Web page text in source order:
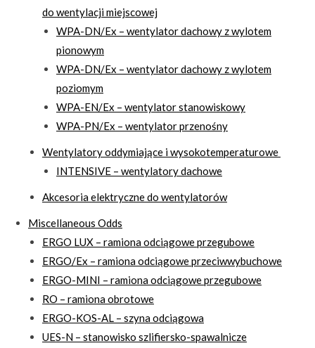
do wentylacji miejscowej
WPA-DN/Ex – wentylator dachowy z wylotem
pionowym
WPA-DN/Ex – wentylator dachowy z wylotem
poziomym
WPA-EN/Ex – wentylator stanowiskowy
WPA-PN/Ex – wentylator przenośny
Wentylatory oddymiające i wysokotemperaturowe
INTENSIVE – wentylatory dachowe
Akcesoria elektryczne do wentylatorów
Miscellaneous Odds
ERGO LUX – ramiona odciągowe przegubowe
ERGO/Ex – ramiona odciągowe przeciwwybuchowe
ERGO-MINI – ramiona odciągowe przegubowe
RO – ramiona obrotowe
ERGO-KOS-AL – szyna odciągowa
UES-N – stanowisko szlifiersko-spawalnicze